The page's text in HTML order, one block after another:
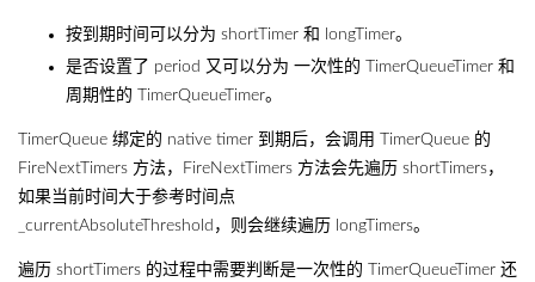
按到期时间可以分为 shortTimer 和 longTimer。
是否设置了 period 又可以分为 一次性的 TimerQueueTimer 和
周期性的 TimerQueueTimer。
TimerQueue 绑定的 native timer 到期后，会调用 TimerQueue 的
FireNextTimers 方法，FireNextTimers 方法会先遍历 shortTimers，
如果当前时间大于参考时间点
_currentAbsoluteThreshold，则会继续遍历 longTimers。
遍历 shortTimers 的过程中需要判断是一次性的 TimerQueueTimer 还